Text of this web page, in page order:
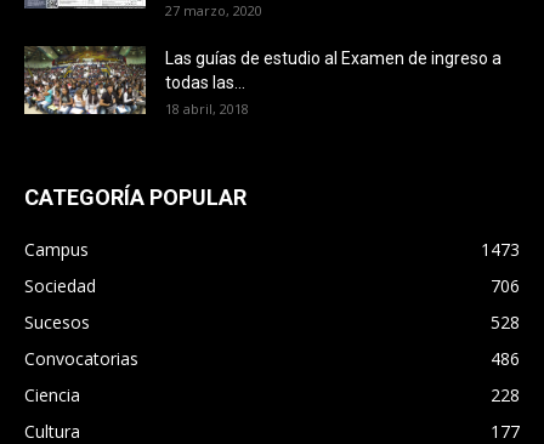
27 marzo, 2020
Las guías de estudio al Examen de ingreso a
todas las...
18 abril, 2018
CATEGORÍA POPULAR
Campus
1473
Sociedad
706
Sucesos
528
Convocatorias
486
Ciencia
228
Cultura
177